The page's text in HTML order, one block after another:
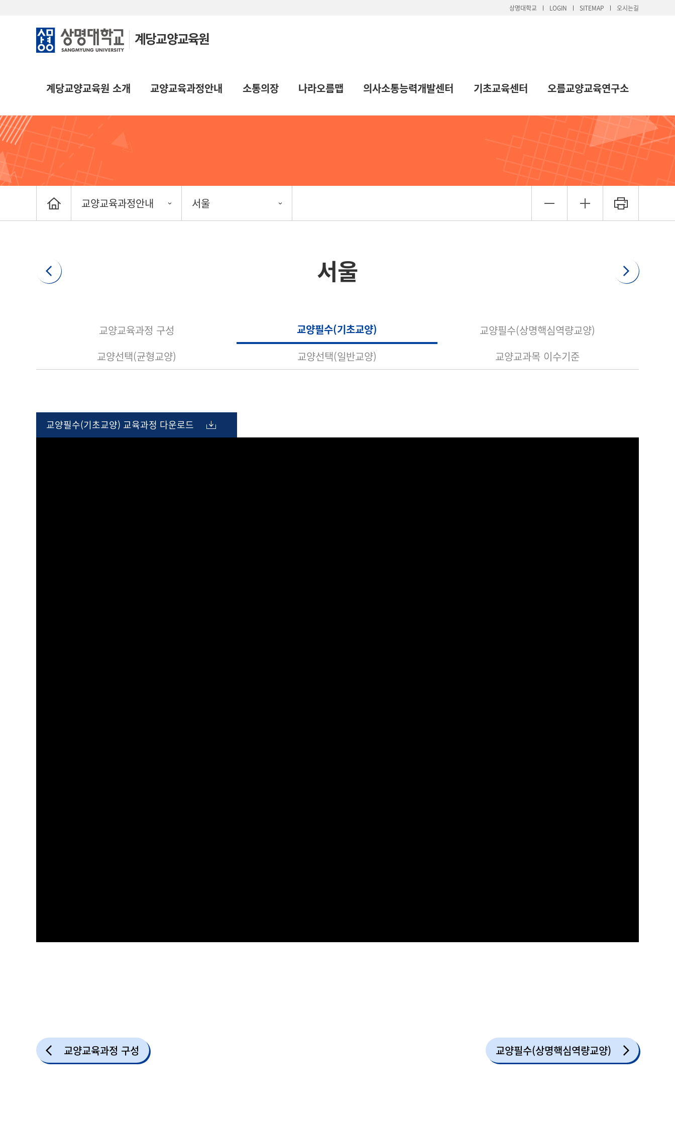
상명대학교 LOGIN SITEMAP 오시는길
계당교양교육원
계당교양교육원 소개 교양교육과정안내 소통의장 나라오름맵 의사소통능력개발센터 기초교육센터 오름교양교육연구소
교양교육과정안내 서울
서울
교양교육과정 구성 교양필수(기초교양)
교양필수(상명핵심역량교양)
교양선택(균형교양)
교양선택(일반교양) 교양교과목 이수기준
교양필수(기초교양) 교육과정 다운로드
교양교육과정 구성 교양필수(상명핵심역량교양)